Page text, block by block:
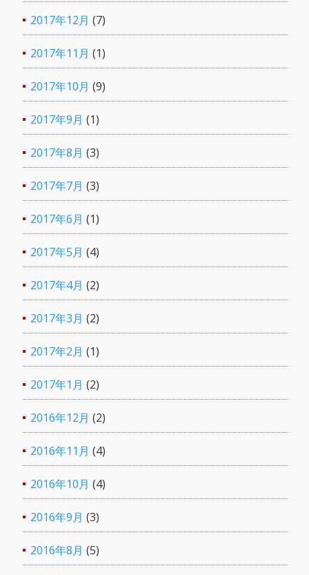
2017年12月 (7)
2017年11月 (1)
2017年10月 (9)
2017年9月 (1)
2017年8月 (3)
2017年7月 (3)
2017年6月 (1)
2017年5月 (4)
2017年4月 (2)
2017年3月 (2)
2017年2月 (1)
2017年1月 (2)
2016年12月 (2)
2016年11月 (4)
2016年10月 (4)
2016年9月 (3)
2016年8月 (5)